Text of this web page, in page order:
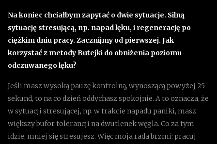
Na koniec chciałbym zapytać o dwie sytuacje. Silną
sytuację stresującą, np. napad lęku, i regenerację po
ciężkim dniu pracy. Zacznijmy od pierwszej. Jak
korzystać z metody Butejki do obniżenia poziomu
odczuwanego lęku?
Jeśli masz wysoką pauzę kontrolną, wynoszącą powyżej 25
sekund, to na co dzień oddychasz spokojnie. A to oznacza, że
w sytuacji stresującej, np. w trakcie napadu paniki, masz
większy bufor tolerancji na dwutlenek węgla. Co za tym
idzie, mniej się stresujesz. Więc moja rada brzmi: pracuj